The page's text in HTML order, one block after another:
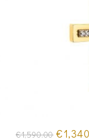
€1,590.00 Original
€